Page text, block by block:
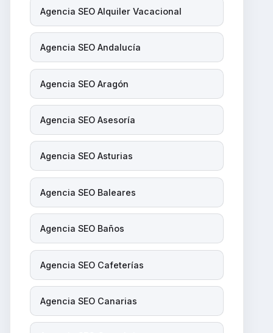
Agencia SEO Alquiler Vacacional
Agencia SEO Andalucía
Agencia SEO Aragón
Agencia SEO Asesoría
Agencia SEO Asturias
Agencia SEO Baleares
Agencia SEO Baños
Agencia SEO Cafeterías
Agencia SEO Canarias